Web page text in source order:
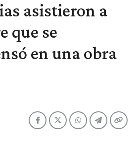
asistieron a
que se
en una obra